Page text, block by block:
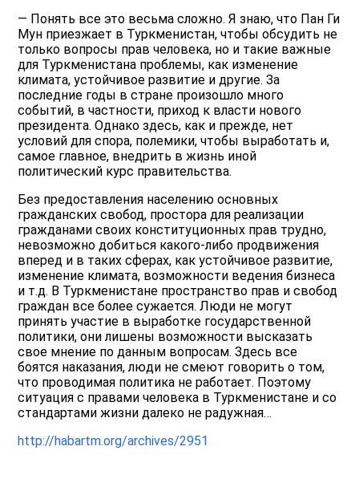
— Понять все это весьма сложно. Я знаю, что Пан Ги
Мун приезжает в Туркменистан, чтобы обсудить не
только вопросы прав человека, но и такие важные
для Туркменистана проблемы, как изменение
климата, устойчивое развитие и другие. За
последние годы в стране произошло много
событий, в частности, приход к власти нового
президента. Однако здесь, как и прежде, нет
условий для спора, полемики, чтобы выработать и,
самое главное, внедрить в жизнь иной
политический курс правительства.
Без предоставления населению основных
гражданских свобод, простора для реализации
гражданами своих конституционных прав трудно,
невозможно добиться какого-либо продвижения
вперед и в таких сферах, как устойчивое развитие,
изменение климата, возможности ведения бизнеса
и т.д. В Туркменистане пространство прав и свобод
граждан все более сужается. Люди не могут
принять участие в выработке государственной
политики, они лишены возможности высказать
свое мнение по данным вопросам. Здесь все
боятся наказания, люди не смеют говорить о том,
что проводимая политика не работает. Поэтому
ситуация с правами человека в Туркменистане и со
стандартами жизни далеко не радужная…
http://habartm.org/archives/2951